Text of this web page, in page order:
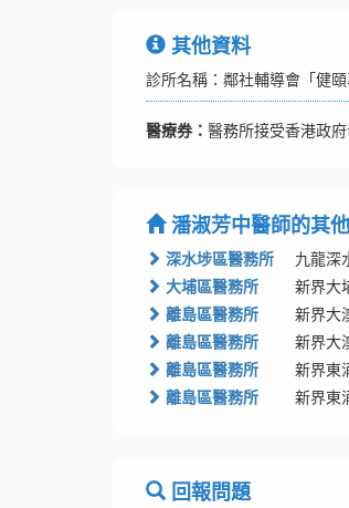
其他資料
診所名稱：鄰社輔導會「健
醫療券： 醫務所接受香港政
潘淑芳中醫師的其
深水埗區醫務所
九龍深
大埔區醫務所
新界大
離島區醫務所
新界大
離島區醫務所
新界大
離島區醫務所
新界東
離島區醫務所
新界東
回報問題